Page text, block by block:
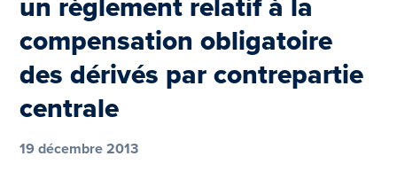
compensation obligatoire
des dérivés par contrepartie
centrale
19 décembre 2013